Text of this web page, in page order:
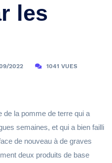
les
2022 1041 VUES
de la pomme de terre qui a
semaines, et qui a bien failli
de nouveau à de graves
deux produits de base